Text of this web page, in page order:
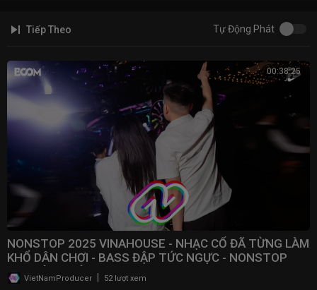
Tiếp Theo Tự Động Phát
00:38:25
NONSTOP 2025 VINAHOUSE - NHẠC CỔ ĐÃ TỪNG LÀM
KHỔ DÂN CHƠI - BASS ĐẬP TỨC NGỰC - NONSTOP
BAY ĐÁM CƯỚI
VietNamProducer 52 lượt xem